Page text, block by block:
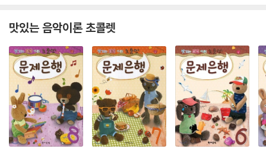
맛있는 음악이론 초콜렛